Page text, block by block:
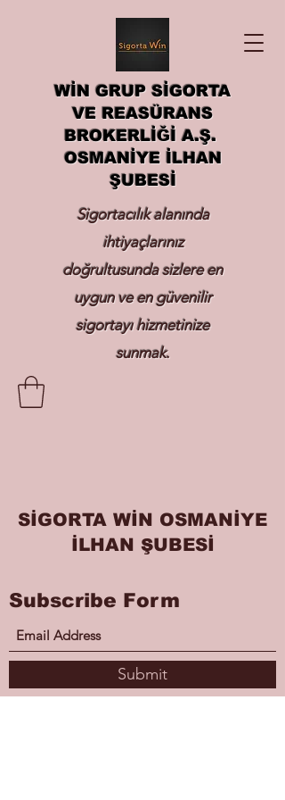
WİN GRUP SİGORTA
VE REASÜRANS
BROKERLİĞİ A.Ş.
OSMANİYE İLHAN
ŞUBESİ
Sigortacılık alanında
ihtiyaçlarınız
doğrultusunda sizlere en
uygun ve en güvenilir
sigortayı hizmetinize
sunmak.
SİGORTA WİN OSMANİYE
İLHAN ŞUBESİ
Subscribe Form
Submit